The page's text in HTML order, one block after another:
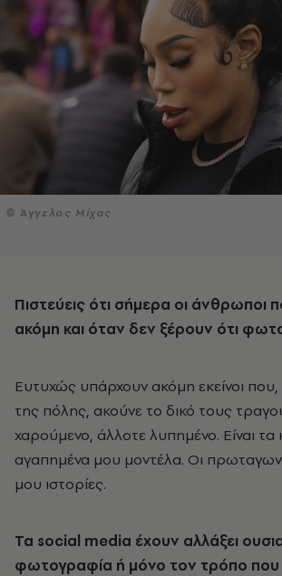
© Άγγελος Μίχας
Πιστεύεις ότι σήμερα οι άνθρωποι ποζάρουν
ακόμη και όταν δεν ξέρουν ότι
Ευτυχώς υπάρχουν ακόμη εκείνοι
της πόλης, ακούνε το δικό τους
χαρούμενο, άλλοτε λυπημένο. Είναι
αγαπημένα μου μοντέλα. Οι
μου ιστορίες.
Τα social media έχουν αλλάξει
φωτογραφία ή μόνο τον τρόπο που